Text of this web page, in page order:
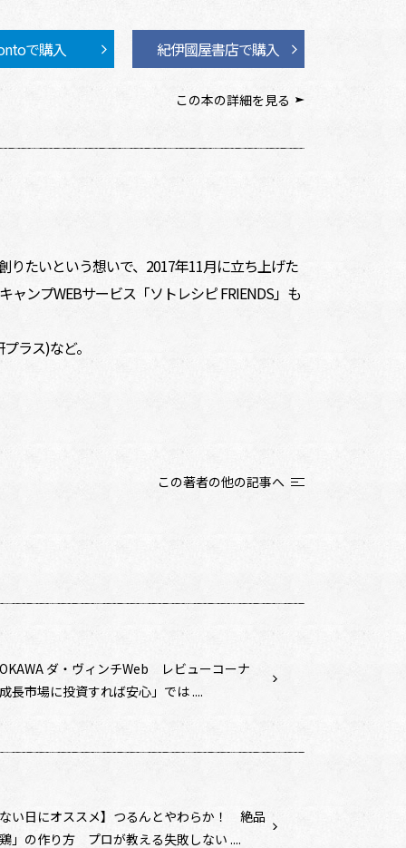
で購入 紀伊國屋書店で購入
この本の詳細を見る
りたいという想いで、2017年11月に立ち上げた
ンプWEBサービス「ソトレシピ FRIENDS」も
ラス)など。
この著者の他の記事へ
ダ・ヴィンチWeb レビューコーナ
長市場に投資すれば安心」では ....
い日にオススメ】つるんとやわらか！ 絶品
」の作り方 プロが教える失敗しない ....